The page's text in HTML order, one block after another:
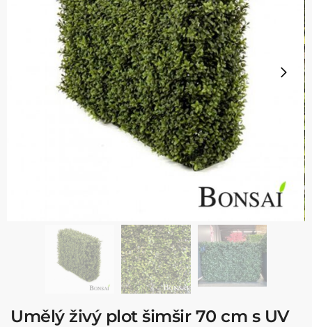
Umělý živý plot šimšir 70 cm s UV